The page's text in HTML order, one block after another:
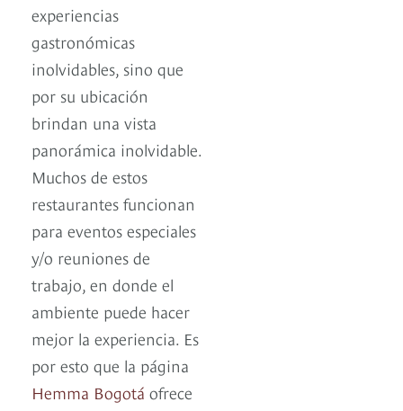
experiencias
gastronómicas
inolvidables, sino que
por su ubicación
brindan una vista
panorámica inolvidable.
Muchos de estos
restaurantes funcionan
para eventos especiales
y/o reuniones de
trabajo, en donde el
ambiente puede hacer
mejor la experiencia. Es
por esto que la página
Hemma Bogotá ofrece